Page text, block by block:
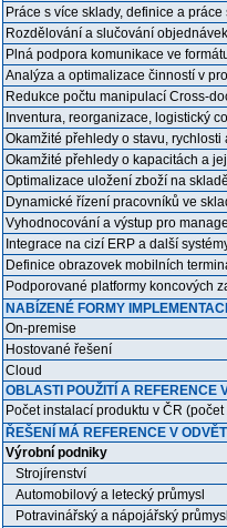
Práce s více sklady, definice a
Rozdělování a slučování
Plná podpora komunikace ve
Analýza a optimalizace činností v
Redukce počtu manipulací Cross-
Inventura, reorganizace, logistický
Okamžité přehledy o stavu,
Okamžité přehledy o kapacitách a
Optimalizace uložení zboží na skladě
Dynamické řízení pracovníků ve
Vyhodnocování a výstup pro
Integrace na cizí ERP a další
Definice obrazovek mobilních
Podporované platformy koncových
NABÍZENÉ FORMY
On-premise
Hostované řešení
Cloud
OBLASTI POUŽITÍ A REFERENCE
Počet instalací produktu v ČR
ŘEŠENÍ MÁ REFERENCE V
Výrobní podniky
Strojírenství
Automobilový a letecký průmysl
Potravinářský a nápojářský průmysl